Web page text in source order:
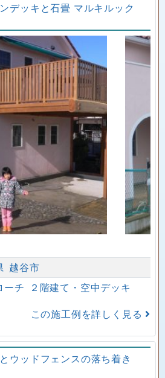
デッキと石畳 マルキルック
越谷市
ーチ
２階建て・空中デッキ
この施工例を詳しく見る
ウッドフェンスの落ち着き